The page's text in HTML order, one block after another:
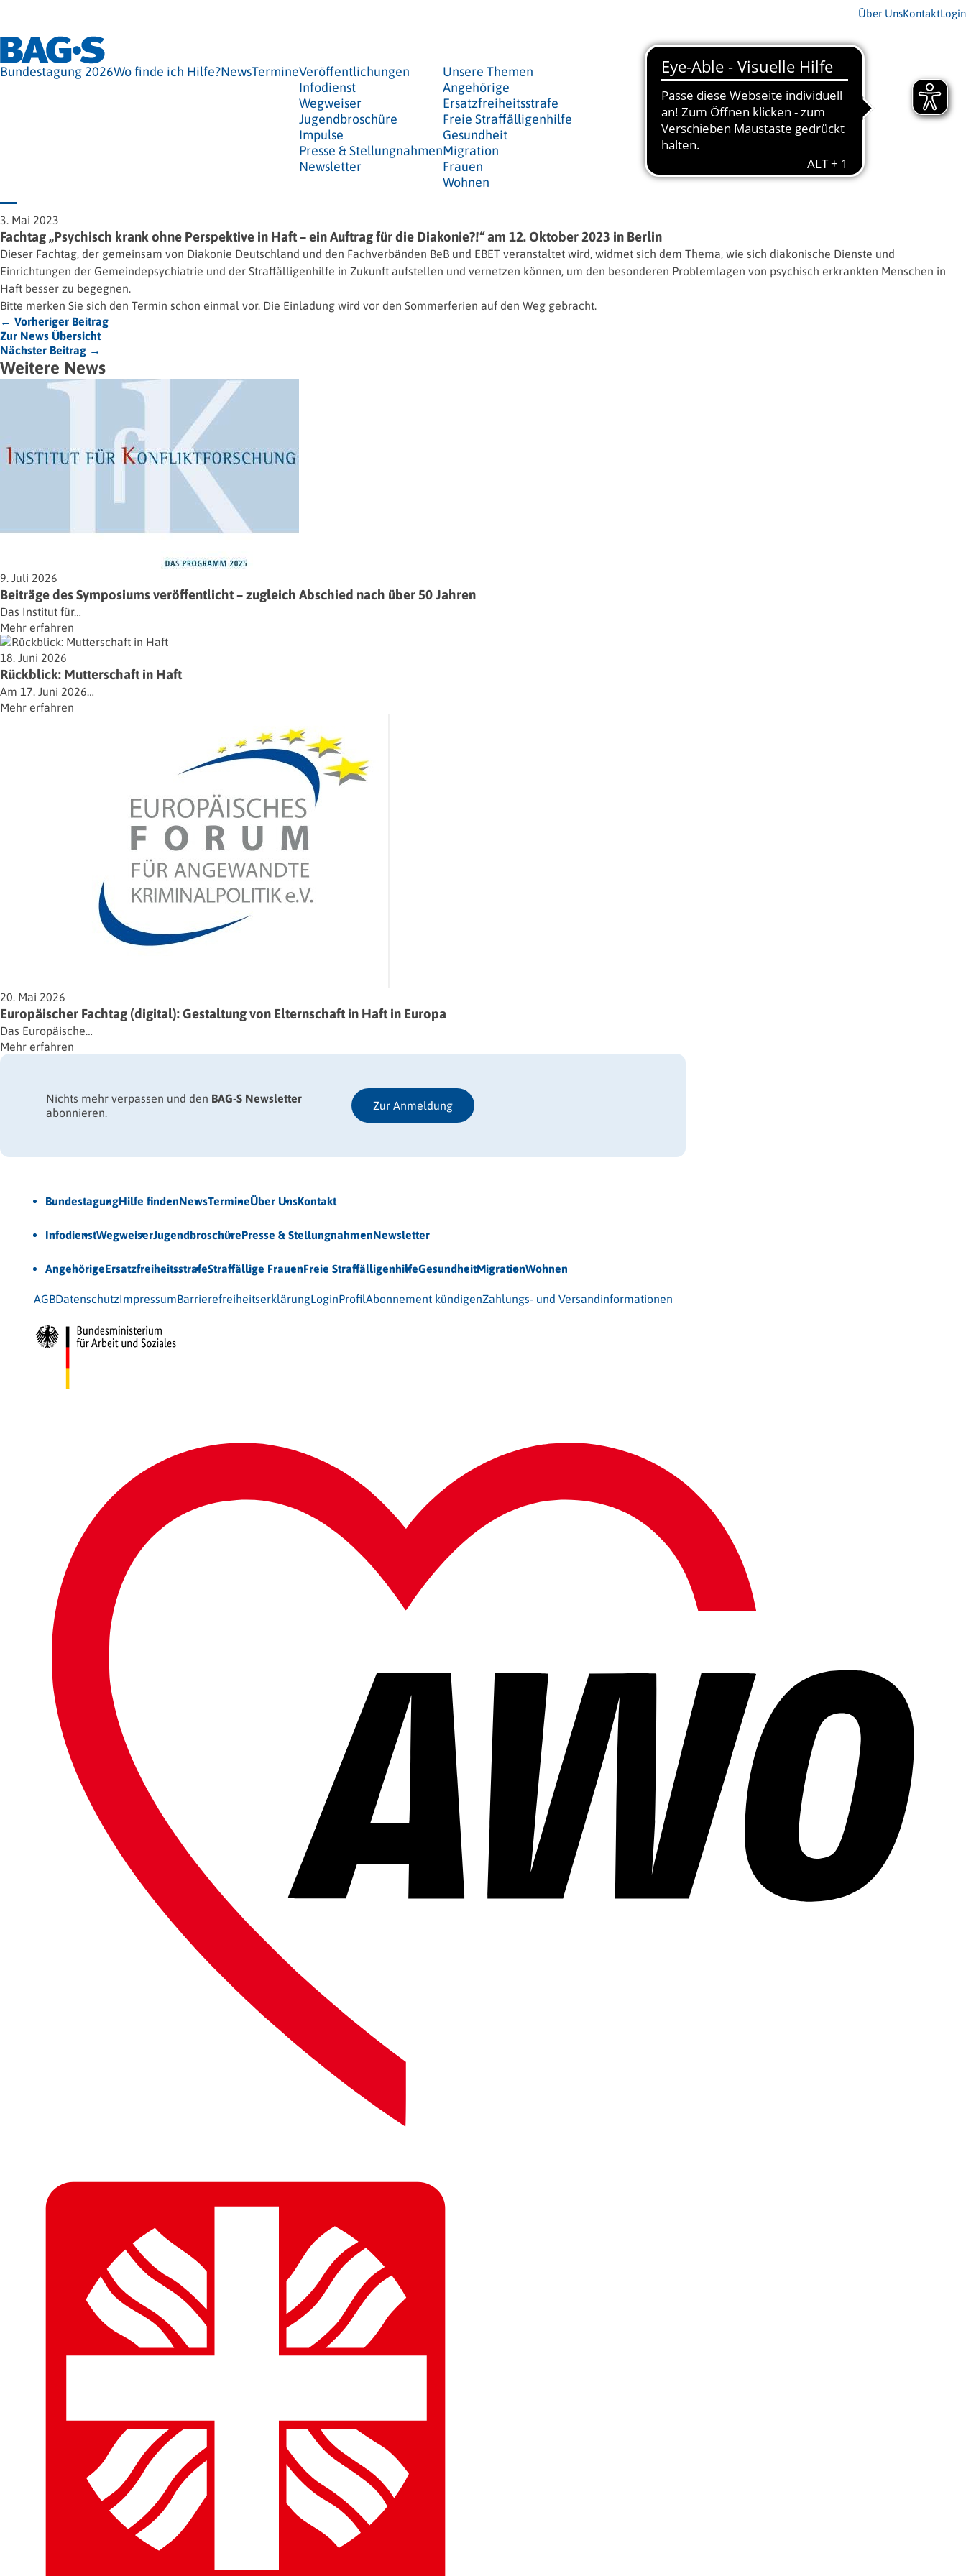
Über UnsKontaktLogin
Bundestagung 2026Wo finde ich Hilfe?NewsTermineVeröffentlichungen
Infodienst
Wegweiser
Jugendbroschüre
Impulse
Presse & Stellungnahmen
Newsletter
Unsere Themen
Angehörige
Ersatzfreiheitsstrafe
Freie Straffälligenhilfe
Gesundheit
Migration
Frauen
Wohnen
3. Mai 2023
Fachtag „Psychisch krank ohne Perspektive in Haft – ein Auftrag für die Diakonie?!“ am 12. Oktober 2023 in Berlin
Dieser Fachtag, der gemeinsam von Diakonie Deutschland und den Fachverbänden BeB und EBET veranstaltet wird, widmet sich dem Thema, wie sich diakonische Dienste und
Einrichtungen der Gemeindepsychiatrie und der Straffälligenhilfe in Zukunft aufstellen und vernetzen können, um den besonderen Problemlagen von psychisch erkrankten Menschen in
Haft besser zu begegnen.
Bitte merken Sie sich den Termin schon einmal vor. Die Einladung wird vor den Sommerferien auf den Weg gebracht.
← Vorheriger Beitrag
Zur News Übersicht
Nächster Beitrag →
Weitere News
9. Juli 2026
Beiträge des Symposiums veröffentlicht – zugleich Abschied nach über 50 Jahren
Das Institut für…
Mehr erfahren
18. Juni 2026
Rückblick: Mutterschaft in Haft
Am 17. Juni 2026…
Mehr erfahren
20. Mai 2026
Europäischer Fachtag (digital): Gestaltung von Elternschaft in Haft in Europa
Das Europäische…
Mehr erfahren
Nichts mehr verpassen und den BAG-S Newsletter
abonnieren.
Zur Anmeldung
BundestagungHilfe findenNewsTermineÜber UnsKontakt
InfodienstWegweiserJugendbroschürePresse & StellungnahmenNewsletter
AngehörigeErsatzfreiheitsstrafeStraffällige FrauenFreie StraffälligenhilfeGesundheitMigrationWohnen
AGBDatenschutzImpressumBarrierefreiheitserklärungLoginProfilAbonnement kündigenZahlungs- und Versandinformationen